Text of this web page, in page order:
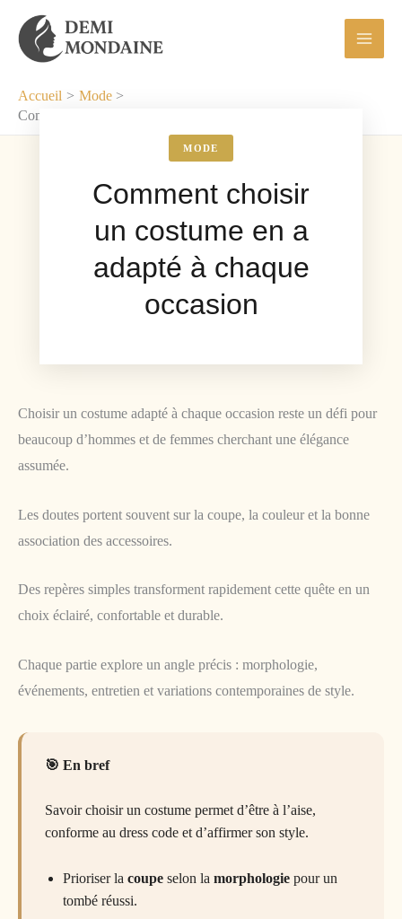
contenu
Accueil
Mode
Comment choisir un costume en a adapté à chaque occasion
MODE
Comment choisir
un costume en a
adapté à chaque
occasion
Choisir un costume adapté à chaque occasion reste un défi pour
beaucoup d’hommes et de femmes cherchant une élégance
assumée.
Les doutes portent souvent sur la coupe, la couleur et la bonne
association des accessoires.
Des repères simples transforment rapidement cette quête en un
choix éclairé, confortable et durable.
Chaque partie explore un angle précis : morphologie,
événements, entretien et variations contemporaines de style.
En bref
Savoir choisir un costume permet d’être à l’aise,
conforme au dress code et d’affirmer son style.
Prioriser la coupe selon la morphologie pour un
tombé réussi.